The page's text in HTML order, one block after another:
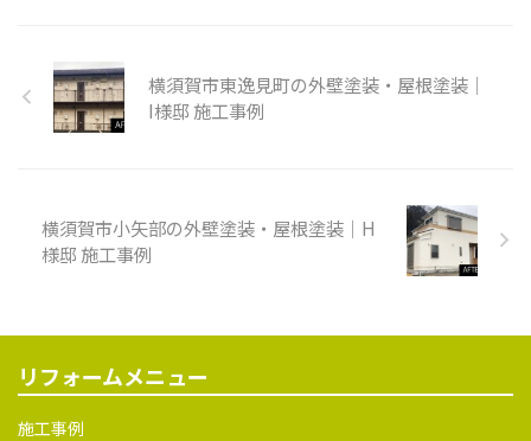
も混みそうですね。皆さまは
どのようにお過ごしでしょう
か？ 最近、昌栄ではお祝い事
ん♪これからも昌栄のために
頑張ってね。笑 さて、昌栄は
誠に勝手ながら、以下の期間
2023年5月3日（水）～2023年5
月5日（金）※休業期間中にお
問い合 ...
横須賀市東逸見町の外壁塗装・屋根塗装｜
I様邸 施工事例
横須賀市小矢部の外壁塗装・屋根塗装｜H
様邸 施工事例
リフォームメニュー
施工事例